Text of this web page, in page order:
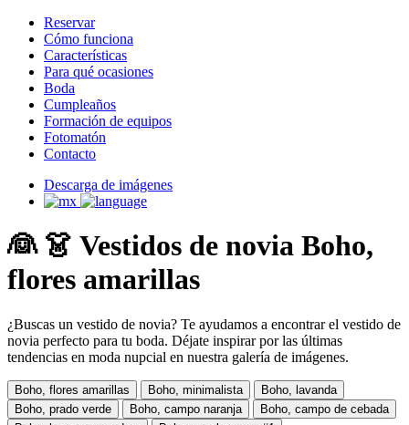
Reservar
Cómo funciona
Características
Para qué ocasiones
Boda
Cumpleaños
Formación de equipos
Fotomatón
Contacto
Descarga de imágenes
👰 👗 Vestidos de novia Boho,
flores amarillas
¿Buscas un vestido de novia? Te ayudamos a encontrar el vestido de
novia perfecto para tu boda. Déjate inspirar por las últimas
tendencias en moda nupcial en nuestra galería de imágenes.
Boho, flores amarillas Boho, minimalista
Boho, lavanda
Boho, prado verde
Boho, campo naranja
Boho, campo de cebada